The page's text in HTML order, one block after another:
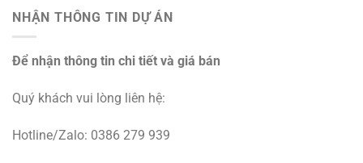
NHẬN THÔNG TIN DỰ ÁN
Để nhận thông tin chi tiết và giá bán
Quý khách vui lòng liên hệ:
Hotline/Zalo: 0386 279 939